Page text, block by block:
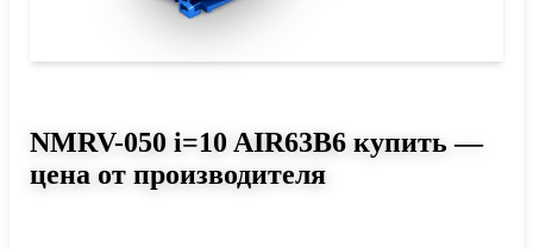
NMRV-050 i=10 AIR63B6 купить —
цена от производителя